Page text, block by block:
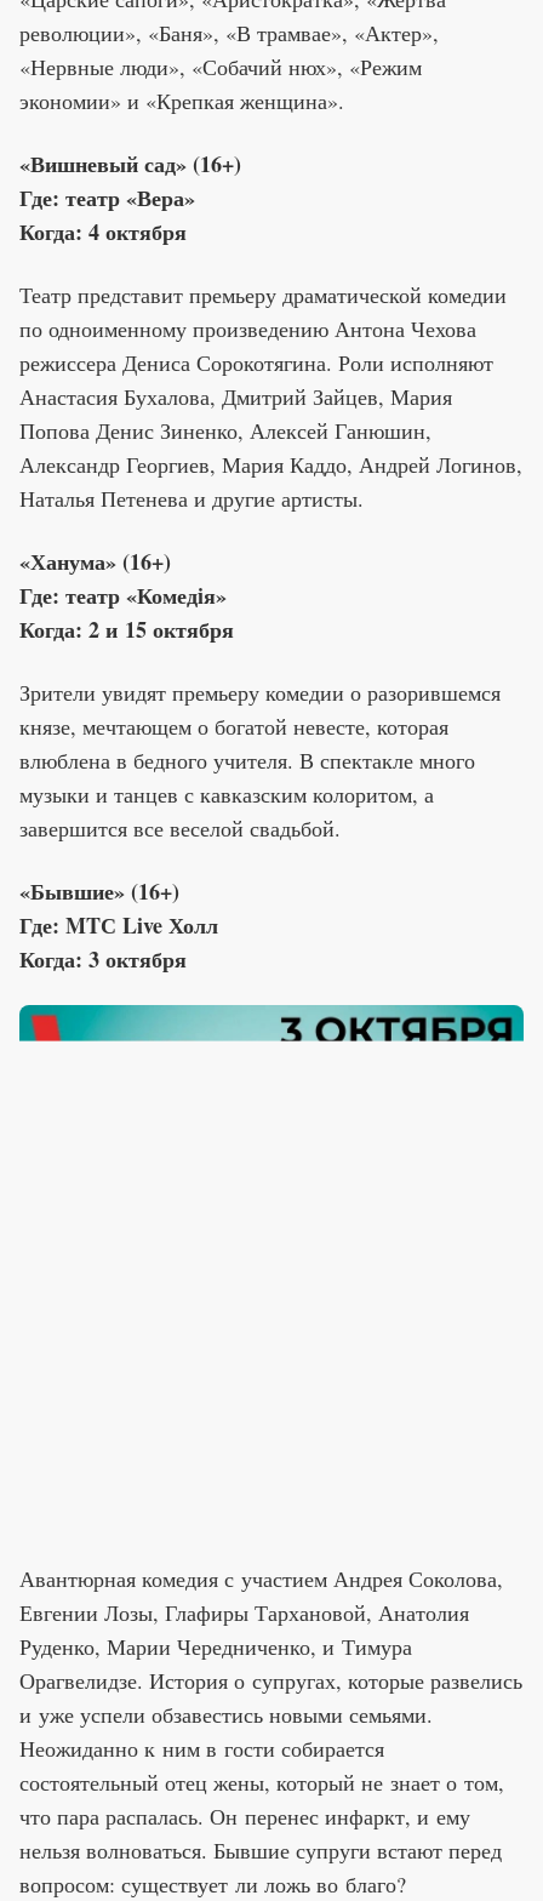
революции», «Баня», «В трамвае», «Актер»,
«Нервные люди», «Собачий нюх», «Режим
экономии» и «Крепкая женщина».
«Вишневый сад» (16+)
Где: театр «Вера»
Когда: 4 октября
Театр представит премьеру драматической комедии
по одноименному произведению Антона Чехова
режиссера Дениса Сорокотягина. Роли исполняют
Анастасия Бухалова, Дмитрий Зайцев, Мария
Попова Денис Зиненко, Алексей Ганюшин,
Александр Георгиев, Мария Каддо, Андрей Логинов,
Наталья Петенева и другие артисты.
«Ханума» (16+)
Где: театр «Комедiя»
Когда: 2 и 15 октября
Зрители увидят премьеру комедии о разорившемся
князе, мечтающем о богатой невесте, которая
влюблена в бедного учителя. В спектакле много
музыки и танцев с кавказским колоритом, а
завершится все веселой свадьбой.
«Бывшие» (16+)
Где: MTС Live Холл
Когда: 3 октября
Авантюрная комедия с участием Андрея Соколова,
Евгении Лозы, Глафиры Тархановой, Анатолия
Руденко, Марии Чередниченко, и Тимура
Орагвелидзе. История о супругах, которые развелись
и уже успели обзавестись новыми семьями.
Неожиданно к ним в гости собирается
состоятельный отец жены, который не знает о том,
что пара распалась. Он перенес инфаркт, и ему
нельзя волноваться. Бывшие супруги встают перед
вопросом: существует ли ложь во благо?